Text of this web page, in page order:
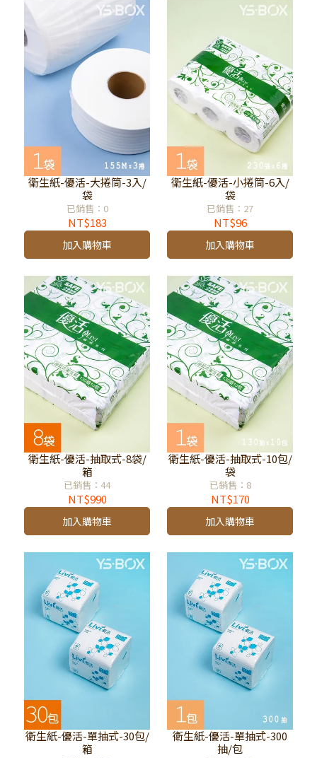
衛生紙-優活-大捲筒-3入/
袋
已銷售：0
NT$183
加入購物車
衛生紙-優活-小捲筒-6入/
袋
已銷售：27
NT$96
加入購物車
衛生紙-優活-抽取式-8袋/
箱
已銷售：44
NT$990
加入購物車
衛生紙-優活-抽取式-10包/
袋
已銷售：8
NT$170
加入購物車
衛生紙-優活-單抽式-30包/
箱
衛生紙-優活-單抽式-300
抽/包